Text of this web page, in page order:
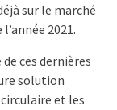
sur le marché
2021.
ces dernières
solution
et les